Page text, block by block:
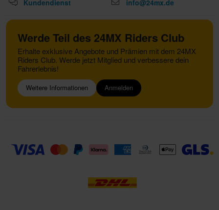
Kundendienst info@24mx.de
Werde Teil des 24MX Riders Club
Erhalte exklusive Angebote und Prämien mit dem 24MX
Riders Club. Werde jetzt Mitglied und verbessere dein
Fahrerlebnis!
Weitere Informationen Anmelden